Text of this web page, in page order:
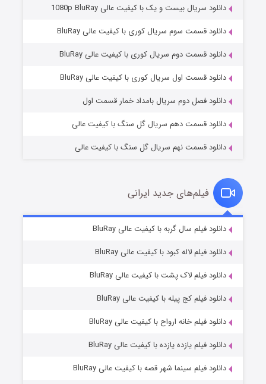
مردگان متحرک: شهر مرده ۳
قسمت۲ (زیرنویس) منتشر شد
قسمت۷ (زیرنویس) منتشر شد
دانلود سریال بیست و یک با کیفیت عالی 1080p BluRay
دانلود قسمت سوم سریال کوری با کیفیت عالی BluRay
دانلود قسمت دوم سریال کوری با کیفیت عالی BluRay
دانلود قسمت اول سریال کوری با کیفیت عالی BluRay
دانلود فصل دوم سریال بامداد خمار قسمت اول
دانلود قسمت دهم سریال گل سنگ با کیفیت عالی
دانلود قسمت نهم سریال گل سنگ با کیفیت عالی
فیلم‌های جدید ایرانی
دانلود فیلم سال گربه با کیفیت عالی BluRay
دانلود فیلم لاله کبود با کیفیت عالی BluRay
دانلود فیلم لاک پشت با کیفیت عالی BluRay
دانلود فیلم کج‌ پیله با کیفیت عالی BluRay
دانلود فیلم خانه ارواح با کیفیت عالی BluRay
دانلود فیلم یازده یازده با کیفیت عالی BluRay
دانلود فیلم سینما شهر قصه با کیفیت عالی BluRay